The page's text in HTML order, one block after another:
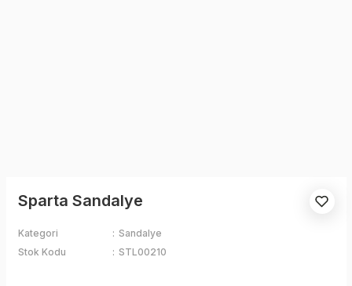
Sparta Sandalye
Kategori
Sandalye
Stok Kodu
STL00210